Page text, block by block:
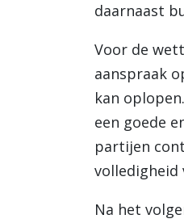
daarnaast
Voor de
aanspraak
kan
een goede
partijen
volledigheid
Na het